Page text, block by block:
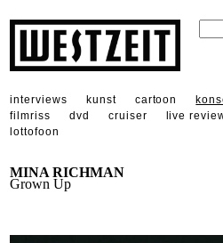
interviews kunst cartoon
filmriss
dvd cruiser live
lottofoon
MINA RICHMAN
Grown Up